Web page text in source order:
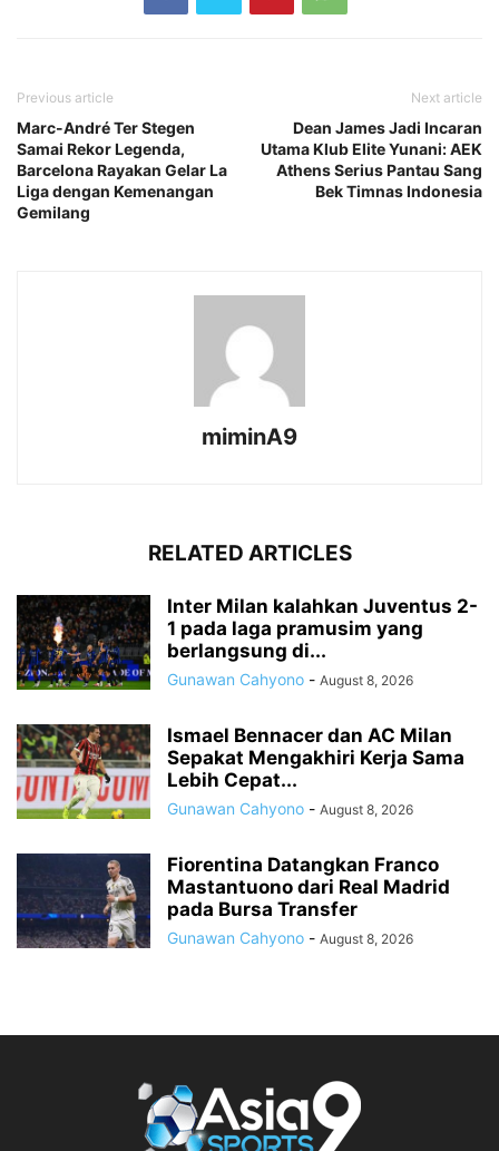
Previous article
Marc-André Ter Stegen
Samai Rekor Legenda,
Barcelona Rayakan Gelar La
Liga dengan Kemenangan
Gemilang
Next article
Dean James Jadi Incaran
Utama Klub Elite Yunani: AEK
Athens Serius Pantau Sang
Bek Timnas Indonesia
miminA9
RELATED ARTICLES
Inter Milan kalahkan Juventus 2-
1 pada laga pramusim yang
berlangsung di...
Gunawan Cahyono - August 8, 2026
Ismael Bennacer dan AC Milan
Sepakat Mengakhiri Kerja Sama
Lebih Cepat...
Gunawan Cahyono - August 8, 2026
Fiorentina Datangkan Franco
Mastantuono dari Real Madrid
pada Bursa Transfer
Gunawan Cahyono - August 8, 2026